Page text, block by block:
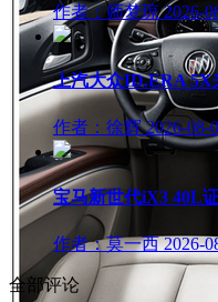
作者：师梦琼 2026-
上汽大众ID.ERA 5X
作者：徐辉 2026-08-
宝马新世代iX3 40L
作者：莫一西 2026-
全部评论